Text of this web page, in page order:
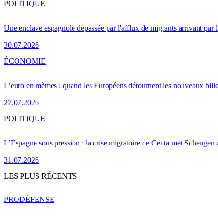
Une enclave espagnole dépassée par l'afflux de migrants arrivant par
30.07.2026
POLITIQUE
L’euro en mèmes : quand les Européens détournent les nouveaux
27.07.2026
ÉCONOMIE
L’Espagne sous pression : la crise migratoire de Ceuta met Schengen
31.07.2026
POLITIQUE
LES PLUS RÉCENTS
PRODÉFENSE